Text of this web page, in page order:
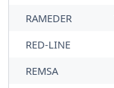
RAMEDER
RED-LINE
REMSA